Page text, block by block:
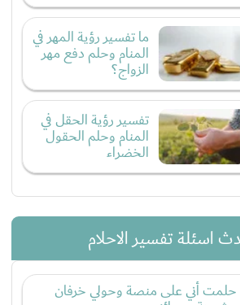
ما تفسير رؤية المهر في
المنام وحلم دفع مهر
الزواج؟
تفسير رؤية الحقل في
المنام وحلم الحقول
الخضراء
اسئلة تفسير الاحلام
حلمت أني على منصة وحولي خرفان